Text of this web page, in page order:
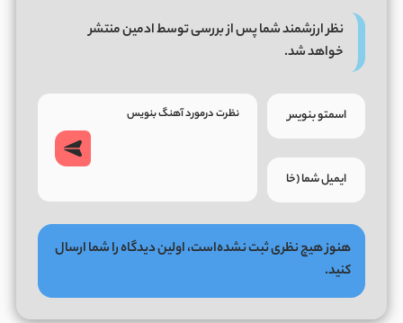
نظر ارزشمند شما پس از بررسی توسط ادمین منتشر
خواهد شد.
هنوز هیچ نظری ثبت نشده‌است، اولین دیدگاه را شما ارسال
کنید.